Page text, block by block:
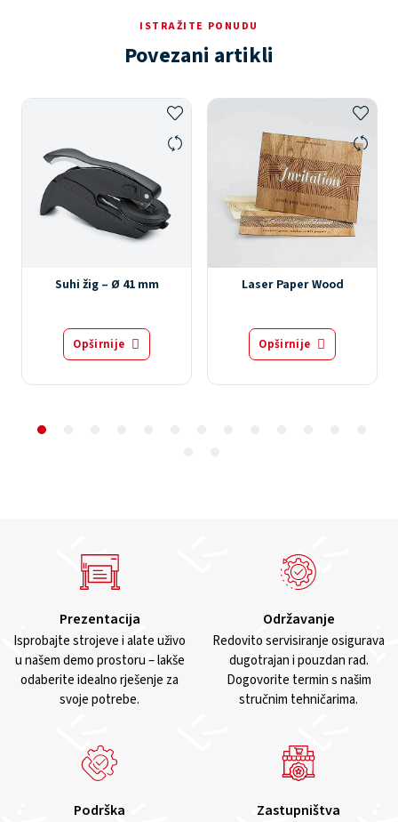
ISTRAŽITE PONUDU
Povezani artikli
Suhi žig – Ø 41 mm
Opširnije
Laser Paper Wood
Opširnije
Prezentacija
Isprobajte strojeve i alate uživo
u našem demo prostoru – lakše
odaberite idealno rješenje za
svoje potrebe.
Održavanje
Redovito servisiranje osigurava
dugotrajan i pouzdan rad.
Dogovorite termin s našim
stručnim tehničarima.
Podrška Zastupništva